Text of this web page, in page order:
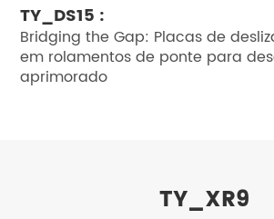
TY_DS15 :
Bridging the Gap: Placas de
em rolamentos de ponte para
aprimorado
TY_XR9